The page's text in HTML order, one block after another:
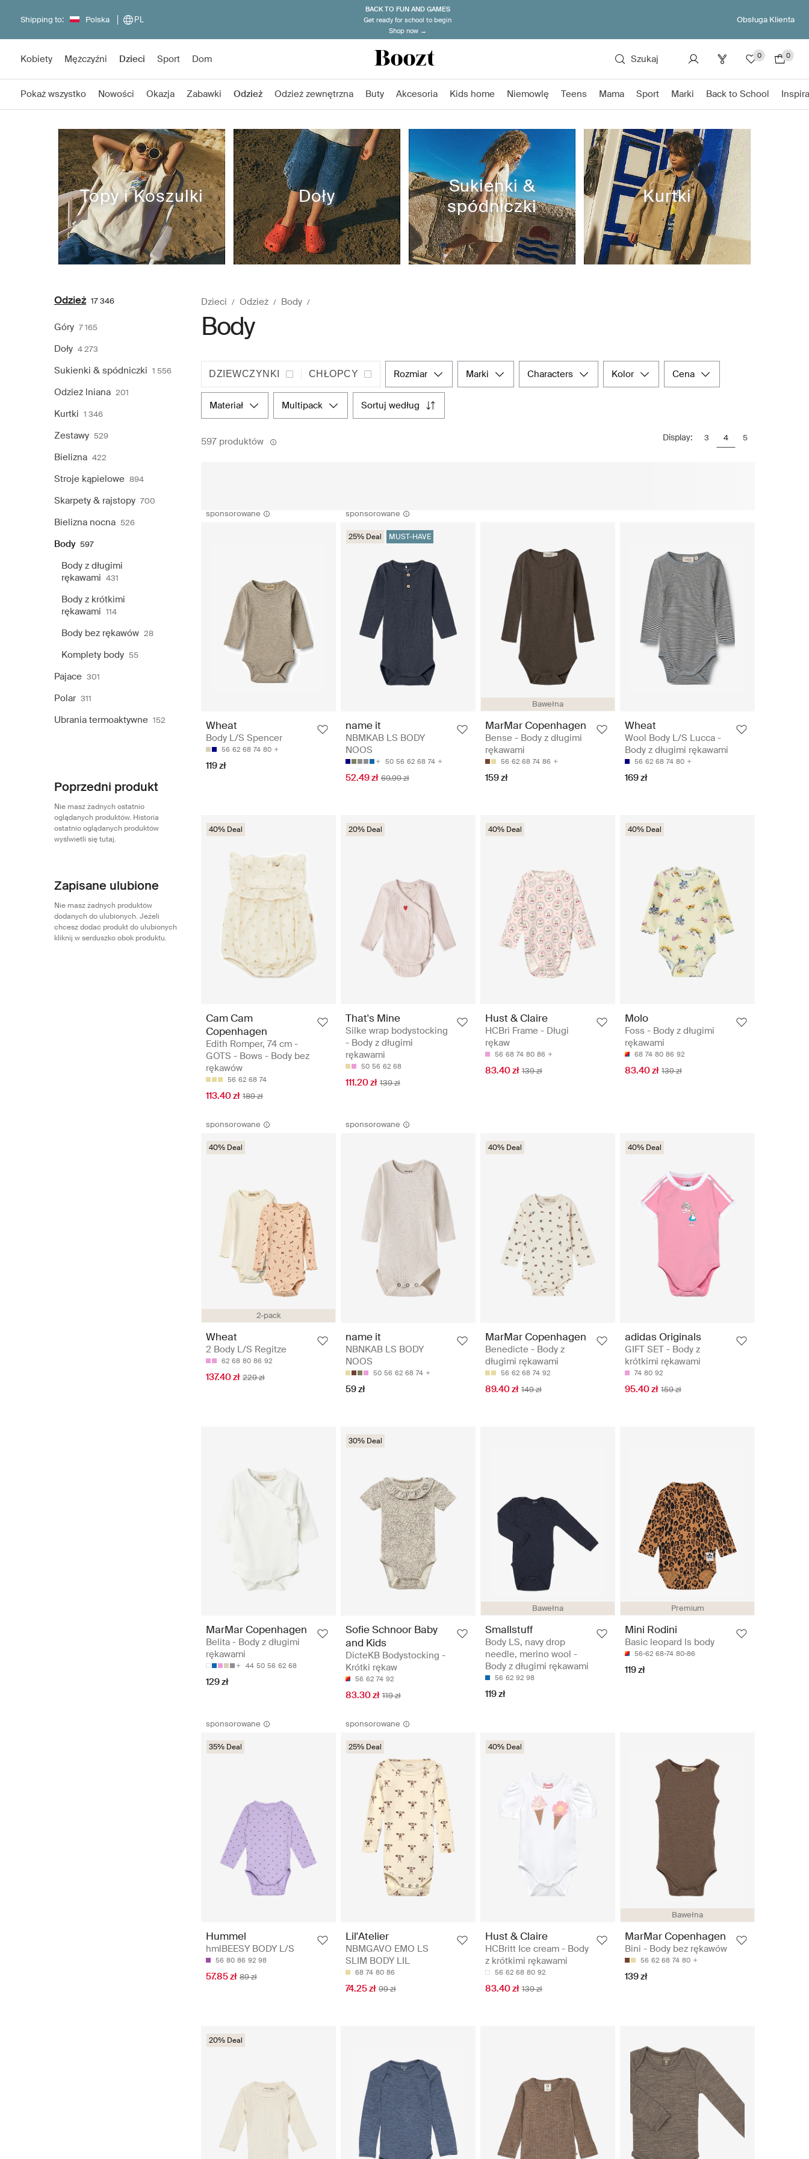
Shipping to: Polska PL
BACK TO FUN AND GAMES
Get ready for school to begin
Shop now →
Obsługa Klienta
Kobiety Mężczyźni Dzieci Sport Dom Szukaj 0 0
Pokaż wszystko Nowości Okazja Zabawki Odzież Odzież zewnętrzna Buty Akcesoria Kids home Niemowlę Teens Mama Sport Marki Back to School
Topy i Koszulki Doły
Sukienki &
spódniczki
Kurtki
Odzież 17 346
Góry 7 165
Doły 4 273
Sukienki & spódniczki 1 556
Odzież lniana 201
Kurtki 1 346
Zestawy 529
Bielizna 422
Stroje kąpielowe 894
Skarpety & rajstopy 700
Bielizna nocna 526
Body 597
Body z długimi
rękawami 431
Body z krótkimi
rękawami 114
Body bez rękawów 28
Komplety body 55
Pajace 301
Polar 311
Ubrania termoaktywne 152
Poprzedni produkt
Nie masz żadnych ostatnio
oglądanych produktów. Historia
ostatnio oglądanych produktów
wyślwietli się tutaj.
Zapisane ulubione
Nie masz żadnych produktów
dodanych do ulubionych. Jeżeli
chcesz dodać produkt do ulubionych
kliknij w serduszko obok produktu.
Dzieci Odzież Body
Body
DZIEWCZYNKI CHŁOPCY rozmiar marki characters kolor cena
materiał multipack sortuj według
597 produktów Display: 3 4 5
sponsorowane
Wheat
Body L/S Spencer
56 62 68 74 80
119 zł
sponsorowane
25% Deal MUST-HAVE
name it
NBMKAB LS BODY
NOOS
50 56 62 68 74
52.49 zł 69.99 zł
Bawełna
MarMar Copenhagen
Bense - Body z długimi
rękawami
56 62 68 74 86
159 zł
Wheat
Wool Body L/S Lucca -
Body z długimi rękawami
56 62 68 74 80
169 zł
40% Deal
Cam Cam
Copenhagen
Edith Romper, 74 cm -
GOTS - Bows - Body bez
rękawów
56 62 68 74
113.40 zł 189 zł
20% Deal
That's Mine
Silke wrap bodystocking
- Body z długimi
rękawami
50 56 62 68
111.20 zł 139 zł
40% Deal
Hust & Claire
HCBri Frame - Długi
rękaw
56 68 74 80 86
83.40 zł 139 zł
40% Deal
Molo
Foss - Body z długimi
rękawami
68 74 80 86 92
83.40 zł 139 zł
sponsorowane
2-pack
40% Deal
Wheat
2 Body L/S Regitze
62 68 80 86 92
137.40 zł 229 zł
sponsorowane
name it
NBNKAB LS BODY
NOOS
50 56 62 68 74
59 zł
40% Deal
MarMar Copenhagen
Benedicte - Body z
długimi rękawami
56 62 68 74 92
89.40 zł 149 zł
40% Deal
adidas Originals
GIFT SET - Body z
krótkimi rękawami
74 80 92
95.40 zł 159 zł
MarMar Copenhagen
Belita - Body z długimi
rękawami
44 50 56 62 68
129 zł
30% Deal
Sofie Schnoor Baby
and Kids
DicteKB Bodystocking -
Krótki rękaw
56 62 74 92
83.30 zł 119 zł
Bawełna
Smallstuff
Body LS, navy drop
needle, merino wool -
Body z długimi rękawami
56 62 92 98
119 zł
Premium
Mini Rodini
Basic leopard ls body
56-62 68-74 80-86
119 zł
sponsorowane
35% Deal
Hummel
hmlBEESY BODY L/S
56 80 86 92 98
57.85 zł 89 zł
sponsorowane
25% Deal
Lil'Atelier
NBMGAVO EMO LS
SLIM BODY LIL
68 74 80 86
74.25 zł 99 zł
40% Deal
Hust & Claire
HCBritt Ice cream - Body
z krótkimi rękawami
56 62 68 80 92
83.40 zł 139 zł
Bawełna
MarMar Copenhagen
Bini - Body bez rękawów
56 62 68 74 80
139 zł
20% Deal